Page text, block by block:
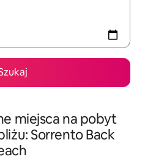
miejsca na pobyt
Sorrento Back